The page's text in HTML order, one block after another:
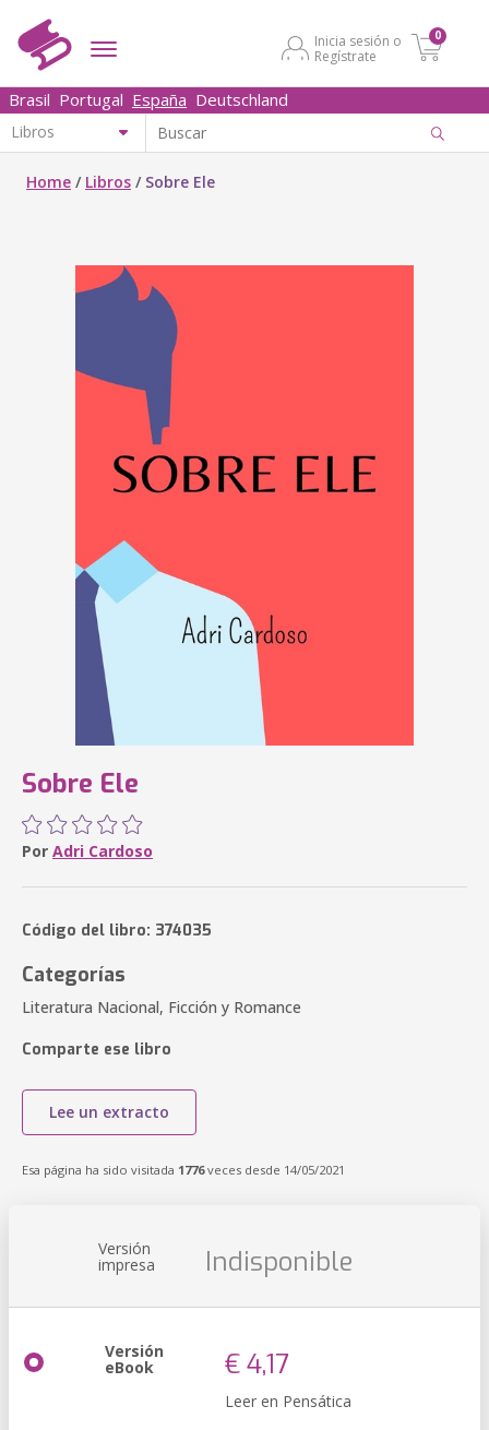
Inicia sesión o
Regístrate
0
Brasil Portugal España Deutschland
Home / Libros / Sobre Ele
Sobre Ele
Por Adri Cardoso
Código del libro: 374035
Categorías
Literatura Nacional, Ficción y Romance
Comparte ese libro
Lee un extracto
Esa página ha sido visitada 1776veces desde 14/05/2021
Versión
impresa Indisponible
Versión
eBook € 4,17
Leer en Pensática